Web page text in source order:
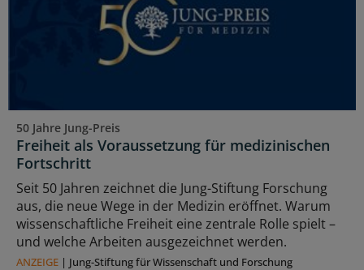
50 Jahre Jung-Preis
Freiheit als Voraussetzung für medizinischen
Fortschritt
Seit 50 Jahren zeichnet die Jung-Stiftung Forschung
aus, die neue Wege in der Medizin eröffnet. Warum
wissenschaftliche Freiheit eine zentrale Rolle spielt –
und welche Arbeiten ausgezeichnet werden.
ANZEIGE | Jung-Stiftung für Wissenschaft und Forschung